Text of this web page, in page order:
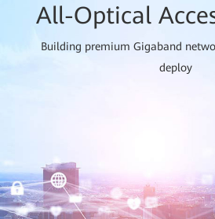
All-Optical
Building premium Gigaband
deploy